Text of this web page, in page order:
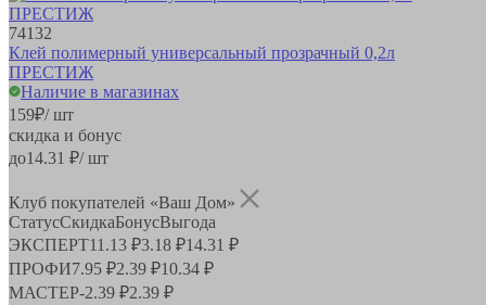
74132
Клей полимерный универсальный прозрачный 0,2л
ПРЕСТИЖ
Наличие в магазинах
159₽/ шт
скидка и бонус
до14.31 ₽/ шт
Клуб покупателей «Ваш Дом»
СтатусСкидкаБонусВыгода
ЭКСПЕРТ11.13 ₽3.18 ₽14.31 ₽
ПРОФИ7.95 ₽2.39 ₽10.34 ₽
МАСТЕР-2.39 ₽2.39 ₽